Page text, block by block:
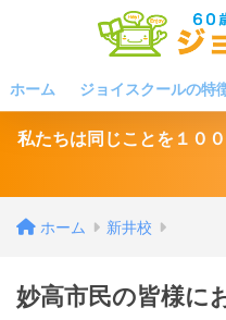
ホーム ジョイスクールの特
私たちは同じことを１０
ホーム 新井校
妙高市民の皆様に